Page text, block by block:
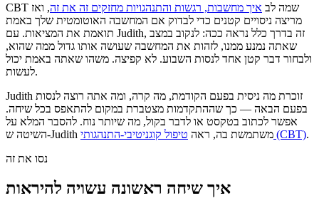
CBT שמה לב איך מחשבות, רגשות והתנהגויות מחזקים זה את זה, ואז
מריצה ניסויים קטנים כדי לבדוק אם המחשבה האוטומטית שלך באמת
תואמת את המציאות. עם Judith, זה בדרך כלל נראה ככה: לנקוב במצב
שאתה נמנע ממנו, לזהות את המחשבה שעושה אותו גדול ממה שהוא,
ולבחור דבר קטן אחד לנסות השבוע. לא קפיצה. משהו שאתה באמת יכול
לעשות.
Judith זוכרת מה ניסית בפעם הקודמת, מה קרה, ומה אתה רוצה לנסות
בפעם הבאה — כך שההתקדמות מצטברת במקום להתאפס בכל שיחה.
אפשר לכתוב בטקסט או לדבר בקול, מה שיותר נוח. להסבר המלא על
השיטה ש-Judith משתמשת בה, ראה טיפול קוגניטיבי-התנהגותי (CBT).
נסו את זה
איך שיחה ראשונה עשויה להיראות